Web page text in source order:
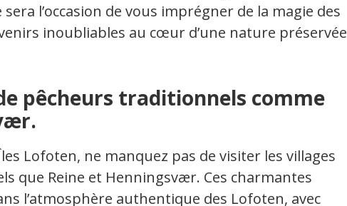
l’occasion de vous imprégner de la magie des
inoubliables au cœur d’une nature préservée
pêcheurs traditionnels comme
Lofoten, ne manquez pas de visiter les villages
que Reine et Henningsvær. Ces charmantes
l’atmosphère authentique des Lofoten, avec